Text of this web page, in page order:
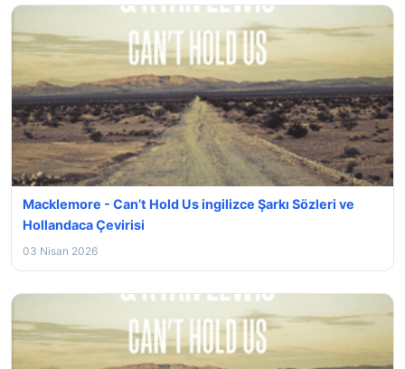
Macklemore - Can’t Hold Us ingilizce Şarkı Sözleri ve
Hollandaca Çevirisi
03 Nisan 2026